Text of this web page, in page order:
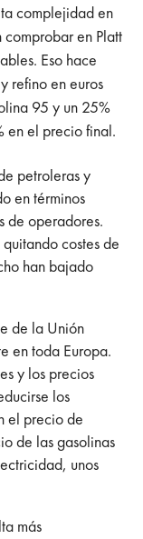
complejidad en
comprobar en Platt
Eso hace
refino en euros
95 y un 25%
en el precio final.
petroleras y
en términos
de operadores.
costes de
han bajado
de la Unión
en toda Europa.
y los precios
los
el precio de
de las gasolinas
unos
más